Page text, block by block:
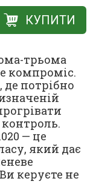
КУПИТИ
трьома
компроміс.
де потрібно
— це
який дає
керуєте не